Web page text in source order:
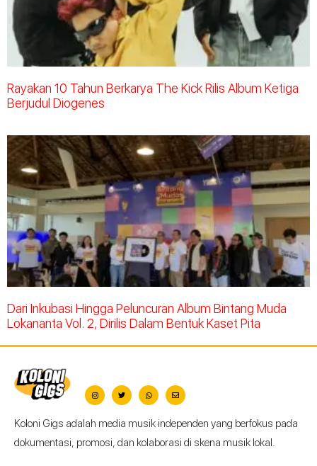
Rayakan 10 Tahun Berkarya The Kick Rilis Album Ketiga
Berjudul Diogenes
Dari Inkubasi Hingga Peluncuran Album Bintang Muda
Lokananta Vol. 2, Dirilis Dalam Bentuk Kaset Pita
Koloni Gigs adalah media musik independen yang berfokus pada
dokumentasi, promosi, dan kolaborasi di skena musik lokal.